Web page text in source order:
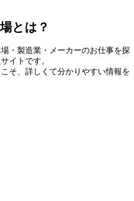
とは？
・製造業・メーカーのお仕事を探
イトです。
そ、詳しくて分かりやすい情報を